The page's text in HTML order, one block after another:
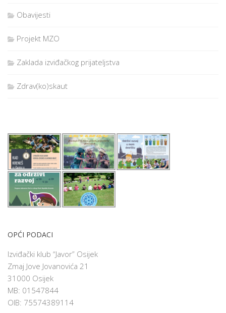
Obavijesti
Projekt MZO
Zaklada izviđačkog prijateljstva
Zdrav(ko)skaut
OPĆI PODACI
Izviđački klub “Javor” Osijek
Zmaj Jove Jovanovića 21
31000 Osijek
MB: 01547844
OIB: 75574389114